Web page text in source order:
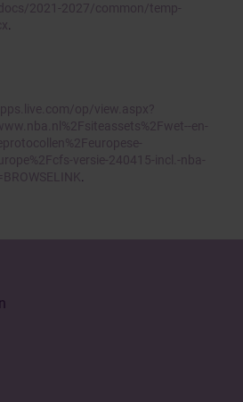
2021-2027/common/temp-
op/view.aspx?
en-
versie-240415-incl.-nba-